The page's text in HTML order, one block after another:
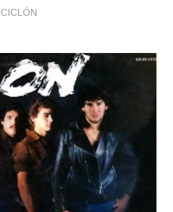
CICLÓN